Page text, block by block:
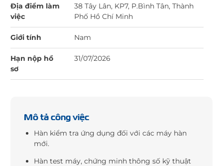
Địa điểm làm
việc
38 Tây Lân, KP7, P.Bình Tân, Thành
Phố Hồ Chí Minh
Giới tính Nam
Hạn nộp hồ
sơ
31/07/2026
Mô tả công việc
Hàn kiểm tra ứng dụng đối với các máy hàn
mới.
Hàn test máy, chứng minh thông số kỹ thuật